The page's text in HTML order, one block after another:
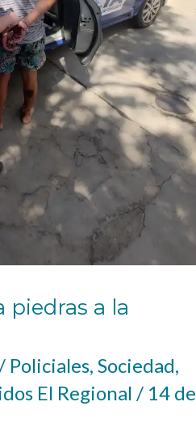
piedras a la
Policiales,Sociedad,
El Regional/ 14 de